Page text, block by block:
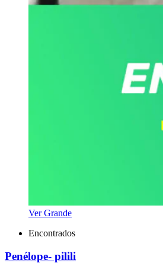
Ver Grande
Encontrados
Penélope- pilili